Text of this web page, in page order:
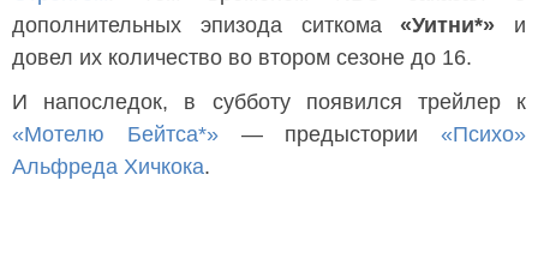
дополнительных эпизода ситкома«Уитни*» и
довел их количество во втором сезоне до 16.
И напоследок, в субботу появился трейлер к
«Мотелю Бейтса*»— предыстории «Психо»
Альфреда Хичкока.